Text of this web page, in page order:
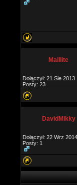
Maillite
Dołączył: 21 Sie 2013
Posty: 23
DavidMikky
Dołączył: 22 Wrz 2014
Posty: 1